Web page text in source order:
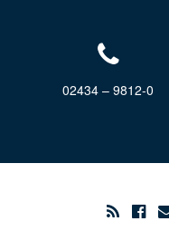
02434 – 9812-0